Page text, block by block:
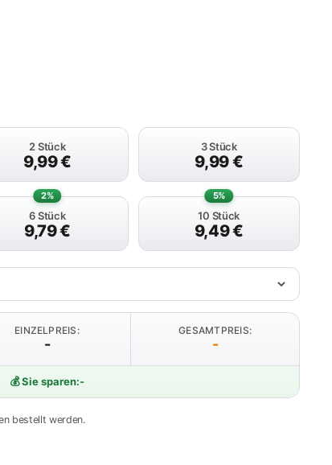
2 Stück
9,99€
3 Stück
9,99€
6 Stück
9,79€
2%
10 Stück
9,49€
5%
EINZELPREIS:
-
GESAMTPREIS:
-
💰 Sie sparen:-
bestellt werden.